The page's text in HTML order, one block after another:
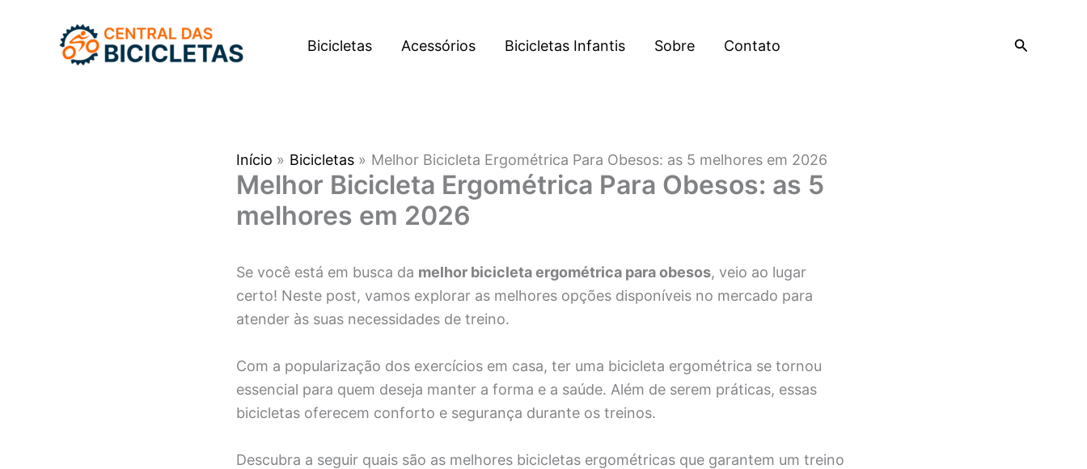
Bicicletas Acessórios Bicicletas Infantis Sobre Contato Pesquisar
Início Bicicletas Melhor Bicicleta Ergométrica Para Obesos: as 5 melhores em 2026
Melhor Bicicleta Ergométrica Para Obesos: as 5
melhores em 2026
Se você está em busca da melhor bicicleta ergométrica para obesos, veio ao lugar
certo! Neste post, vamos explorar as melhores opções disponíveis no mercado para
atender às suas necessidades de treino.
Com a popularização dos exercícios em casa, ter uma bicicleta ergométrica se tornou
essencial para quem deseja manter a forma e a saúde. Além de serem práticas, essas
bicicletas oferecem conforto e segurança durante os treinos.
Descubra a seguir quais são as melhores bicicletas ergométricas que garantem um treino